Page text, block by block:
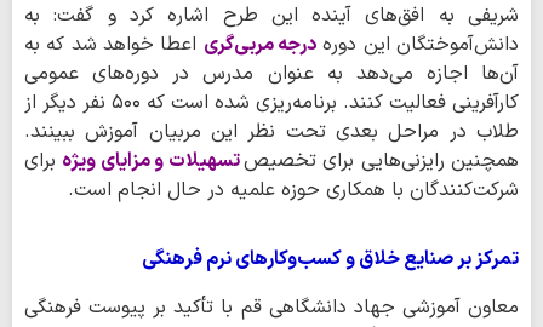
شریفی به افق‌های آینده این طرح اشاره کرد و گفت: به
دانش‌آموختگان این دوره درجه مربی‌گری اعطا خواهد شد که به
آن‌ها اجازه می‌دهد به عنوان مدرس در دوره‌های عمومی
کارآفرینی فعالیت کنند. برنامه‌ریزی شده است که ۵۰۰ نفر دیگر از
طلاب در مراحل بعدی تحت نظر این مربیان آموزش ببینند.
همچنین رایزنی‌هایی برای تخصیصتسهیلات و مزایای ویژه برای
شرکت‌کنندگان با همکاری حوزه علمیه در حال انجام است.
تمرکز بر صنایع خلاق و کسب‌وکارهای نرم فرهنگی
معاون آموزشی جهاد دانشگاهی قم با تأکید بر پیوست فرهنگی